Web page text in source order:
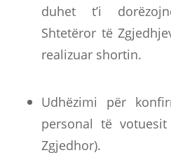
duhet t’i
Shtetëror të
realizuar shortin.
Udhëzimi për
personal të
Zgjedhor).